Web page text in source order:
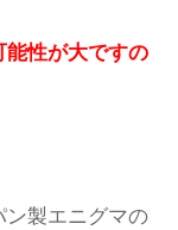
性が大ですの
ン製エニグマの